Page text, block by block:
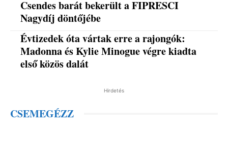
Csendes barát bekerült a FIPRESCI
Nagydíj döntőjébe
Évtizedek óta vártak erre a rajongók:
Madonna és Kylie Minogue végre kiadta
első közös dalát
Hirdetés
CSEMEGÉZZ